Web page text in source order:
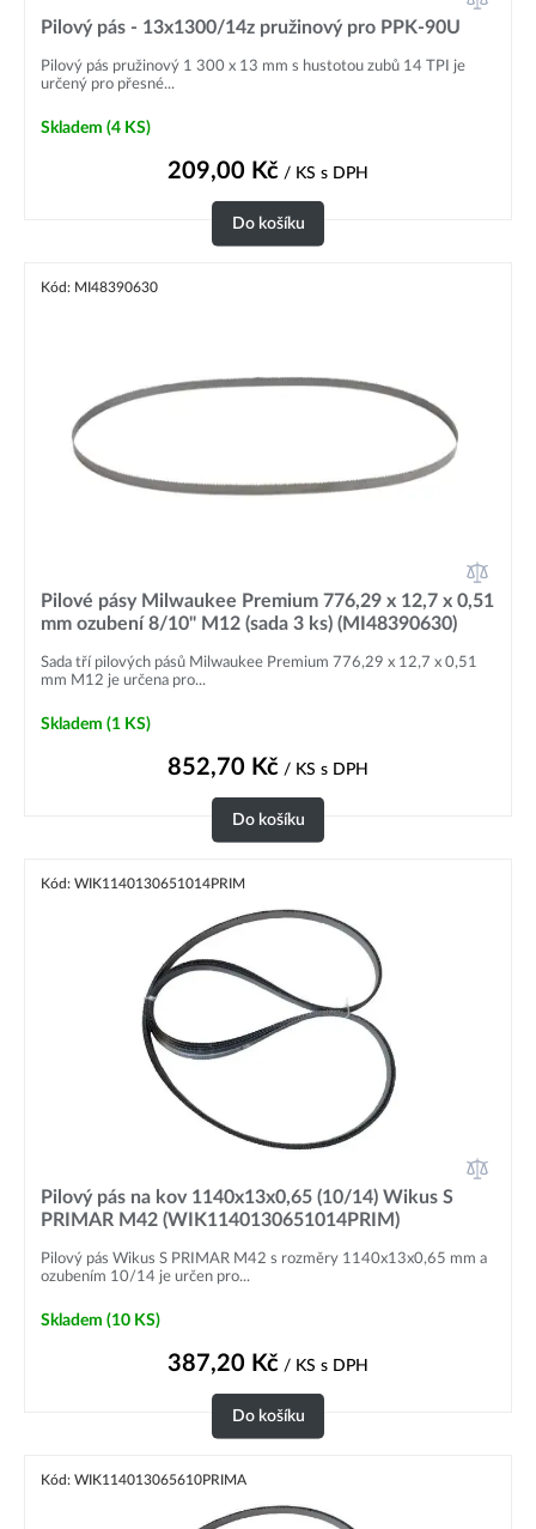
Pilový pás - 13x1300/14z pružinový pro PPK-90U
Pilový pás pružinový 1 300 x 13 mm s hustotou zubů 14 TPI je
určený pro přesné...
Skladem (4 KS)
209,00 Kč / KS s DPH
Do košíku
Kód: MI48390630
Pilové pásy Milwaukee Premium 776,29 x 12,7 x 0,51
mm ozubení 8/10" M12 (sada 3 ks) (MI48390630)
Sada tří pilových pásů Milwaukee Premium 776,29 x 12,7 x 0,51
mm M12 je určena pro...
Skladem (1 KS)
852,70 Kč / KS s DPH
Do košíku
Kód: WIK1140130651014PRIM
Pilový pás na kov 1140x13x0,65 (10/14) Wikus S
PRIMAR M42 (WIK1140130651014PRIM)
Pilový pás Wikus S PRIMAR M42 s rozměry 1140x13x0,65 mm a
ozubením 10/14 je určen pro...
Skladem (10 KS)
387,20 Kč / KS s DPH
Do košíku
Kód: WIK114013065610PRIMA